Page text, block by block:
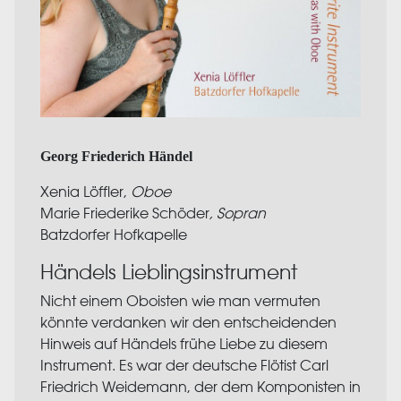
Georg Friederich Händel
Xenia Löffler, Oboe
Marie Friederike Schöder, Sopran
Batzdorfer Hofkapelle
Händels Lieblingsinstrument
Nicht einem Oboisten wie man vermuten
könnte verdanken wir den entscheidenden
Hinweis auf Händels frühe Liebe zu diesem
Instrument. Es war der deutsche Flötist Carl
Friedrich Weidemann, der dem Komponisten in